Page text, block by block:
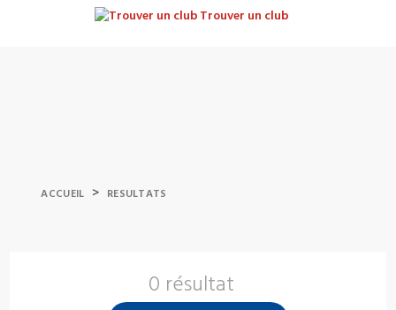
Trouver un club
ACCUEIL > RESULTATS
0 résultat